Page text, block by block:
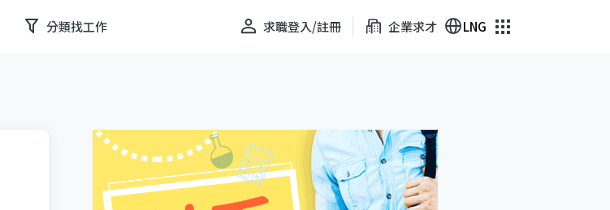
分類找工作 求職登入/註冊 企業求才 LNG